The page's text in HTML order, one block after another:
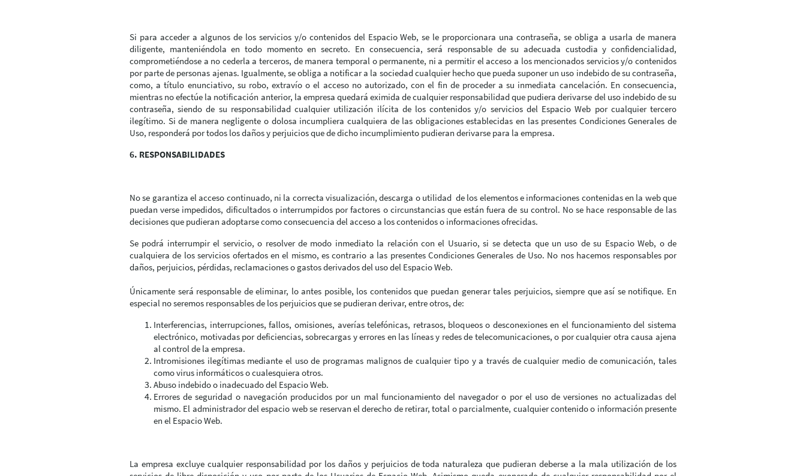
Si para acceder a algunos de los servicios y/o contenidos del Espacio Web, se le proporcionara una contraseña, se obliga a usarla de manera
diligente, manteniéndola en todo momento en secreto. En consecuencia, será responsable de su adecuada custodia y confidencialidad,
comprometiéndose a no cederla a terceros, de manera temporal o permanente, ni a permitir el acceso a los mencionados servicios y/o contenidos
por parte de personas ajenas. Igualmente, se obliga a notificar a la sociedad cualquier hecho que pueda suponer un uso indebido de su contraseña,
como, a título enunciativo, su robo, extravío o el acceso no autorizado, con el fin de proceder a su inmediata cancelación. En consecuencia,
mientras no efectúe la notificación anterior, la empresa quedará eximida de cualquier responsabilidad que pudiera derivarse del uso indebido de su
contraseña, siendo de su responsabilidad cualquier utilización ilícita de los contenidos y/o servicios del Espacio Web por cualquier tercero
ilegítimo. Si de manera negligente o dolosa incumpliera cualquiera de las obligaciones establecidas en las presentes Condiciones Generales de
Uso, responderá por todos los daños y perjuicios que de dicho incumplimiento pudieran derivarse para la empresa.
6. RESPONSABILIDADES
No se garantiza el acceso continuado, ni la correcta visualización, descarga o utilidad de los elementos e informaciones contenidas en la web que
puedan verse impedidos, dificultados o interrumpidos por factores o circunstancias que están fuera de su control. No se hace responsable de las
decisiones que pudieran adoptarse como consecuencia del acceso a los contenidos o informaciones ofrecidas.
Se podrá interrumpir el servicio, o resolver de modo inmediato la relación con el Usuario, si se detecta que un uso de su Espacio Web, o de
cualquiera de los servicios ofertados en el mismo, es contrario a las presentes Condiciones Generales de Uso. No nos hacemos responsables por
daños, perjuicios, pérdidas, reclamaciones o gastos derivados del uso del Espacio Web.
Únicamente será responsable de eliminar, lo antes posible, los contenidos que puedan generar tales perjuicios, siempre que así se notifique. En
especial no seremos responsables de los perjuicios que se pudieran derivar, entre otros, de:
Interferencias, interrupciones, fallos, omisiones, averías telefónicas, retrasos, bloqueos o desconexiones en el funcionamiento del sistema
electrónico, motivadas por deficiencias, sobrecargas y errores en las líneas y redes de telecomunicaciones, o por cualquier otra causa ajena
al control de la empresa.
Intromisiones ilegítimas mediante el uso de programas malignos de cualquier tipo y a través de cualquier medio de comunicación, tales
como virus informáticos o cualesquiera otros.
Abuso indebido o inadecuado del Espacio Web.
Errores de seguridad o navegación producidos por un mal funcionamiento del navegador o por el uso de versiones no actualizadas del
mismo. El administrador del espacio web se reservan el derecho de retirar, total o parcialmente, cualquier contenido o información presente
en el Espacio Web.
La empresa excluye cualquier responsabilidad por los daños y perjuicios de toda naturaleza que pudieran deberse a la mala utilización de los